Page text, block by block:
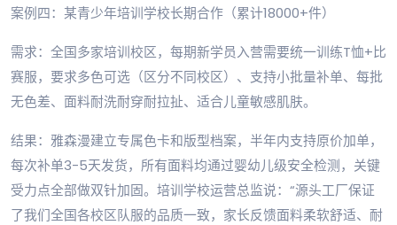
案例四：某青少年培训学校长期合作（累计18000+件）
需求：全国多家培训校区，每期新学员入营需要统一训练T恤+比
赛服，要求多色可选（区分不同校区）、支持小批量补单、每批
无色差、面料耐洗耐穿耐拉扯、适合儿童敏感肌肤。
结果：雅森漫建立专属色卡和版型档案，半年内支持原价加单，
每次补单3-5天发货，所有面料均通过婴幼儿级安全检测，关键
受力点全部做双针加固。培训学校运营总监说：“源头工厂保证
了我们全国各校区队服的品质一致，家长反馈面料柔软舒适、耐